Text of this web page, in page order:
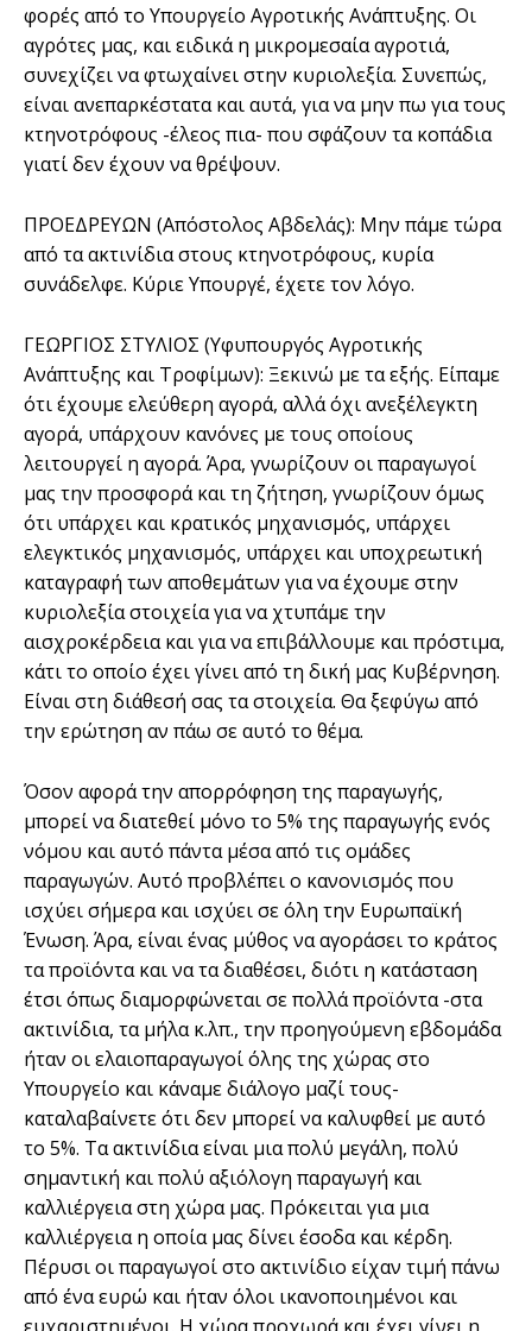
φορές από το Υπουργείο Αγροτικής Ανάπτυξης. Οι
αγρότες μας, και ειδικά η μικρομεσαία αγροτιά,
συνεχίζει να φτωχαίνει στην κυριολεξία. Συνεπώς,
είναι ανεπαρκέστατα και αυτά, για να μην πω για τους
κτηνοτρόφους -έλεος πια- που σφάζουν τα κοπάδια
γιατί δεν έχουν να θρέψουν.
ΠΡΟΕΔΡΕΥΩΝ (Απόστολος Αβδελάς): Μην πάμε τώρα
από τα ακτινίδια στους κτηνοτρόφους, κυρία
συνάδελφε. Κύριε Υπουργέ, έχετε τον λόγο.
ΓΕΩΡΓΙΟΣ ΣΤΥΛΙΟΣ (Υφυπουργός Αγροτικής
Ανάπτυξης και Τροφίμων): Ξεκινώ με τα εξής. Είπαμε
ότι έχουμε ελεύθερη αγορά, αλλά όχι ανεξέλεγκτη
αγορά, υπάρχουν κανόνες με τους οποίους
λειτουργεί η αγορά. Άρα, γνωρίζουν οι παραγωγοί
μας την προσφορά και τη ζήτηση, γνωρίζουν όμως
ότι υπάρχει και κρατικός μηχανισμός, υπάρχει
ελεγκτικός μηχανισμός, υπάρχει και υποχρεωτική
καταγραφή των αποθεμάτων για να έχουμε στην
κυριολεξία στοιχεία για να χτυπάμε την
αισχροκέρδεια και για να επιβάλλουμε και πρόστιμα,
κάτι το οποίο έχει γίνει από τη δική μας Κυβέρνηση.
Είναι στη διάθεσή σας τα στοιχεία. Θα ξεφύγω από
την ερώτηση αν πάω σε αυτό το θέμα.
Όσον αφορά την απορρόφηση της παραγωγής,
μπορεί να διατεθεί μόνο το 5% της παραγωγής ενός
νόμου και αυτό πάντα μέσα από τις ομάδες
παραγωγών. Αυτό προβλέπει ο κανονισμός που
ισχύει σήμερα και ισχύει σε όλη την Ευρωπαϊκή
Ένωση. Άρα, είναι ένας μύθος να αγοράσει το κράτος
τα προϊόντα και να τα διαθέσει, διότι η κατάσταση
έτσι όπως διαμορφώνεται σε πολλά προϊόντα -στα
ακτινίδια, τα μήλα κ.λπ., την προηγούμενη εβδομάδα
ήταν οι ελαιοπαραγωγοί όλης της χώρας στο
Υπουργείο και κάναμε διάλογο μαζί τους-
καταλαβαίνετε ότι δεν μπορεί να καλυφθεί με αυτό
το 5%. Τα ακτινίδια είναι μια πολύ μεγάλη, πολύ
σημαντική και πολύ αξιόλογη παραγωγή και
καλλιέργεια στη χώρα μας. Πρόκειται για μια
καλλιέργεια η οποία μας δίνει έσοδα και κέρδη.
Πέρυσι οι παραγωγοί στο ακτινίδιο είχαν τιμή πάνω
από ένα ευρώ και ήταν όλοι ικανοποιημένοι και